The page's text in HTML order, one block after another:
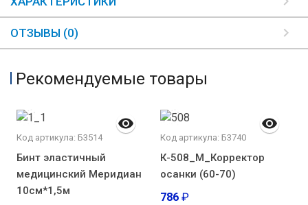
ОТЗЫВЫ (0)
Рекомендуемые товары
Код артикула: Б3514
Бинт эластичный
медицинский Меридиан
10см*1,5м
Код артикула: Б3740
К-508_M_Корректор
осанки (60-70)
786 ₽